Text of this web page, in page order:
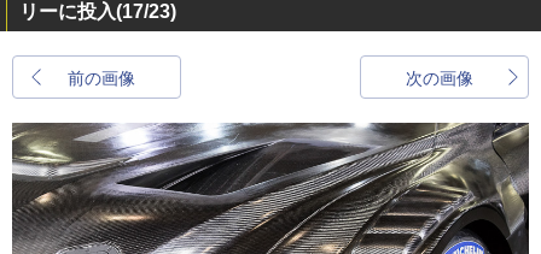
リーに投入(17/23)
前の画像 次の画像